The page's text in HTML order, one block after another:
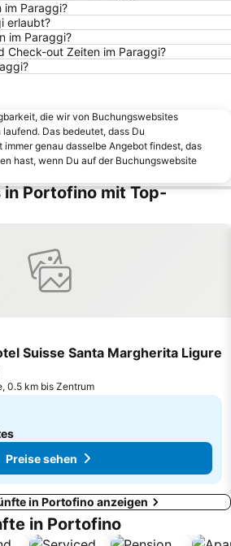
Luigi-Ferraris-Stadion
Park von Nervi
Lungomare
Teatro Carlo Felice
Belvedere
Castello
Centro storico di Rapallo
Whale Watch Genova
Quarto dei Mille
im Paraggi?
erlaubt?
im Paraggi?
Check-out Zeiten im Paraggi?
die wir von Buchungswebsites
Das bedeutet, dass Du
genau dasselbe Angebot findest, das
hast, wenn Du auf der Buchungswebsite
Portofino mit Top-
Suisse Santa Margherita Ligure
0.5 km bis Zentrum
Preise sehen
in Portofino anzeigen
in Portofino